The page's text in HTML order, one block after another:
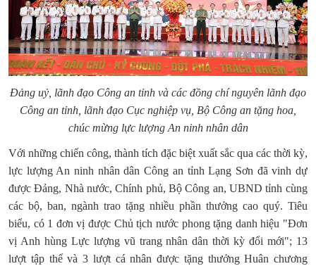
Đảng uỷ, lãnh đạo Công an tỉnh và các đồng chí nguyên lãnh đạo
Công an tỉnh, lãnh đạo Cục nghiệp vụ, Bộ Công an tặng hoa,
chúc mừng lực lượng An ninh nhân dân
Với những chiến công, thành tích đặc biệt xuất sắc qua các thời kỳ,
lực lượng An ninh nhân dân Công an tỉnh Lạng Sơn đã vinh dự
được Đảng, Nhà nước, Chính phủ, Bộ Công an, UBND tỉnh cùng
các bộ, ban, ngành trao tặng nhiều phần thưởng cao quý. Tiêu
biểu, có 1 đơn vị được Chủ tịch nước phong tặng danh hiệu "Đơn
vị Anh hùng Lực lượng vũ trang nhân dân thời kỳ đổi mới"; 13
lượt tập thể và 3 lượt cá nhân được tặng thưởng Huân chương